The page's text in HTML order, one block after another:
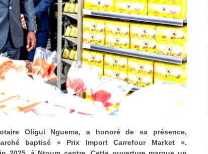
Oligui Nguema, a honoré de sa présence,
baptisé « Prix Import Carrefour Market ».